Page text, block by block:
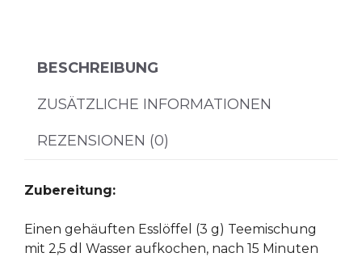
BESCHREIBUNG
ZUSÄTZLICHE INFORMATIONEN
REZENSIONEN (0)
Zubereitung:
Einen gehäuften Esslöffel (3 g) Teemischung
mit 2,5 dl Wasser aufkochen, nach 15 Minuten